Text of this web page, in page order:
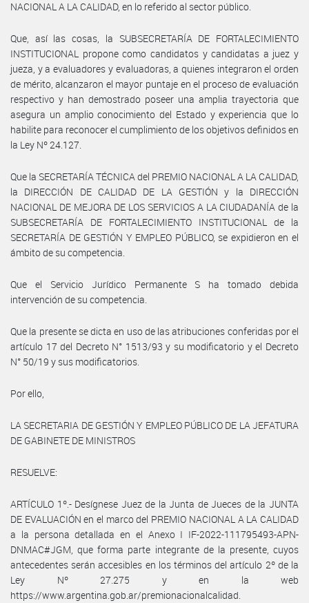
NACIONAL A LA CALIDAD, en lo referido al sector público.
Que, así las cosas, la SUBSECRETARÍA DE FORTALECIMIENTO
INSTITUCIONAL propone como candidatos y candidatas a juez y
jueza, y a evaluadores y evaluadoras, a quienes integraron el orden
de mérito, alcanzaron el mayor puntaje en el proceso de evaluación
respectivo y han demostrado poseer una amplia trayectoria que
asegura un amplio conocimiento del Estado y experiencia que lo
habilite para reconocer el cumplimiento de los objetivos definidos en
la Ley Nº 24.127.
Que la SECRETARÍA TÉCNICA del PREMIO NACIONAL A LA CALIDAD,
la DIRECCIÓN DE CALIDAD DE LA GESTIÓN y la DIRECCIÓN
NACIONAL DE MEJORA DE LOS SERVICIOS A LA CIUDADANÍA de la
SUBSECRETARÍA DE FORTALECIMIENTO INSTITUCIONAL de la
SECRETARÍA DE GESTIÓN Y EMPLEO PÚBLICO, se expidieron en el
ámbito de su competencia.
Que el Servicio Jurídico Permanente S ha tomado debida
intervención de su competencia.
Que la presente se dicta en uso de las atribuciones conferidas por el
artículo 17 del Decreto N° 1513/93 y su modificatorio y el Decreto
N° 50/19 y sus modificatorios.
Por ello,
LA SECRETARIA DE GESTIÓN Y EMPLEO PÚBLICO DE LA JEFATURA
DE GABINETE DE MINISTROS
RESUELVE:
ARTÍCULO 1º.- Desígnese Juez de la Junta de Jueces de la JUNTA
DE EVALUACIÓN en el marco del PREMIO NACIONAL A LA CALIDAD
a la persona detallada en el Anexo I IF-2022-111795493-APN-
DNMAC#JGM, que forma parte integrante de la presente, cuyos
antecedentes serán accesibles en los términos del artículo 2º de la
Ley Nº 27.275 y en la web
https://www.argentina.gob.ar/premionacionalcalidad.